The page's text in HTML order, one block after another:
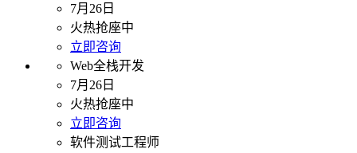
7月26日
火热抢座中
立即咨询
Web全栈开发
7月26日
火热抢座中
立即咨询
软件测试工程师